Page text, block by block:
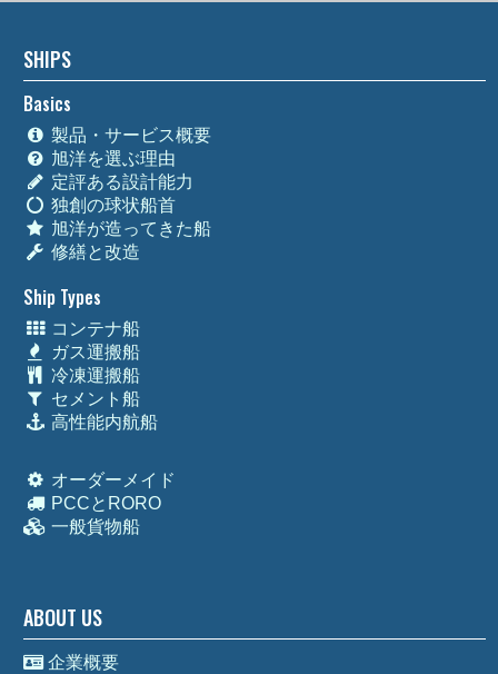
SHIPS
Basics
製品・サービス概要
旭洋を選ぶ理由
定評ある設計能力
独創の球状船首
旭洋が造ってきた船
修繕と改造
Ship Types
コンテナ船
ガス運搬船
冷凍運搬船
セメント船
高性能内航船
オーダーメイド
PCCとRORO
一般貨物船
ABOUT US
企業概要